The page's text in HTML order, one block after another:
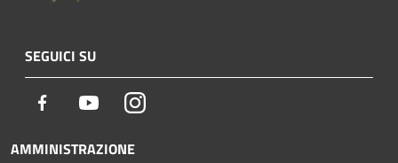
SEGUICI SU
Facebook YoutubeInstagram
AMMINISTRAZIONE